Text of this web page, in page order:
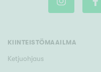
KIINTEISTÖMAAILMA
Ketjuohjaus